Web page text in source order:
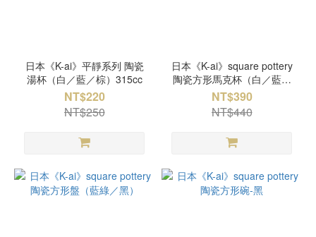
日本《K-ai》平靜系列 陶瓷
湯杯（白／藍／棕）315cc
NT$220
NT$250
日本《K-ai》square pottery
陶瓷方形馬克杯（白／藍綠
／黑）
NT$390
NT$440